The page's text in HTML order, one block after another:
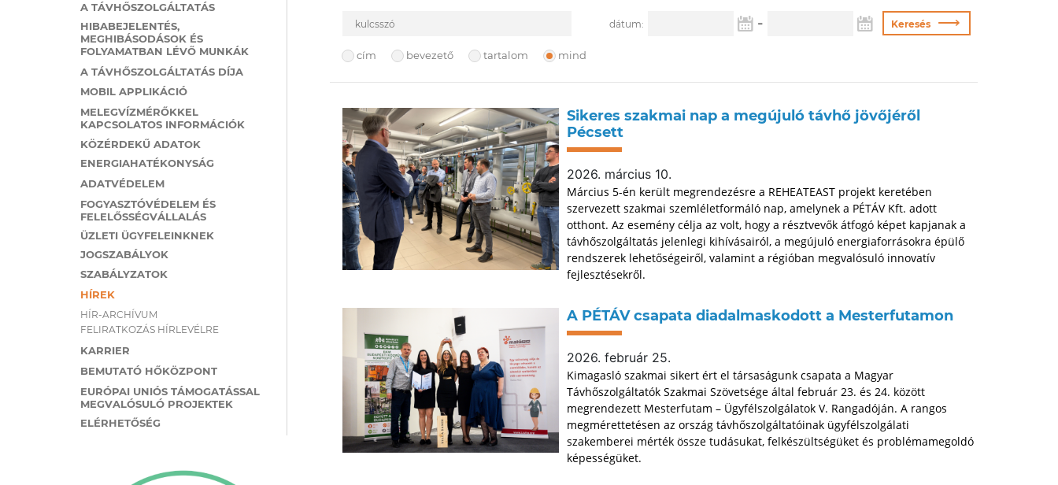
A TÁVHŐSZOLGÁLTATÁS
HIBABEJELENTÉS,
MEGHIBÁSODÁSOK ÉS
FOLYAMATBAN LÉVŐ MUNKÁK
A TÁVHŐSZOLGÁLTATÁS DÍJA
MOBIL APPLIKÁCIÓ
MELEGVÍZMÉRŐKKEL
KAPCSOLATOS INFORMÁCIÓK
KÖZÉRDEKŰ ADATOK
ENERGIAHATÉKONYSÁG
ADATVÉDELEM
FOGYASZTÓVÉDELEM ÉS
FELELŐSSÉGVÁLLALÁS
ÜZLETI ÜGYFELEINKNEK
JOGSZABÁLYOK
SZABÁLYZATOK
HÍREK
HÍR-ARCHÍVUM
FELIRATKOZÁS HÍRLEVÉLRE
KARRIER
BEMUTATÓ HŐKÖZPONT
EURÓPAI UNIÓS TÁMOGATÁSSAL
MEGVALÓSULÓ PROJEKTEK
ELÉRHETŐSÉG
Kulcsszó
Keresési hely
cím bevezető tartalom mind
dátum: - Keresés ⟶
Sikeres szakmai nap a megújuló távhő jövőjéről
Pécsett
2026. március 10.
Március 5-én került megrendezésre a REHEATEAST projekt keretében
szervezett szakmai szemléletformáló nap, amelynek a PÉTÁV Kft. adott
otthont. Az esemény célja az volt, hogy a résztvevők átfogó képet kapjanak a
távhőszolgáltatás jelenlegi kihívásairól, a megújuló energiaforrásokra épülő
rendszerek lehetőségeiről, valamint a régióban megvalósuló innovatív
fejlesztésekről.
A PÉTÁV csapata diadalmaskodott a Mesterfutamon
2026. február 25.
Kimagasló szakmai sikert ért el társaságunk csapata a Magyar
Távhőszolgáltatók Szakmai Szövetsége által február 23. és 24. között
megrendezett Mesterfutam – Ügyfélszolgálatok V. Rangadóján. A rangos
megmérettetésen az ország távhőszolgáltatóinak ügyfélszolgálati
szakemberei mérték össze tudásukat, felkészültségüket és problémamegoldó
képességüket.